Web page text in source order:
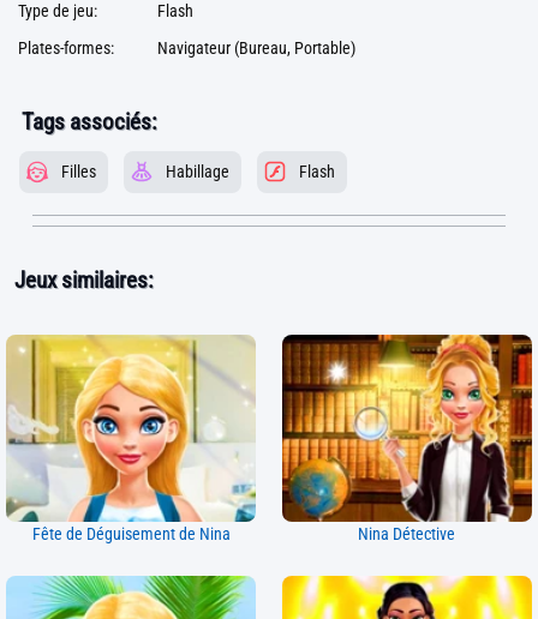
Type de jeu:
Flash
Plates-formes:
Navigateur (Bureau, Portable)
Tags associés:
Filles Habillage Flash
Jeux similaires:
Fête de Déguisement de Nina Nina Détective